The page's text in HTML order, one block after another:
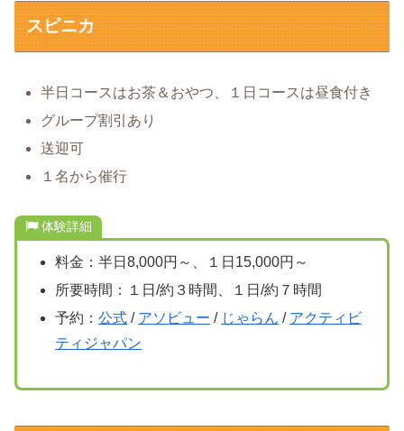
スピニカ
半日コースはお茶＆おやつ、１日コースは昼食付き
グループ割引あり
送迎可
１名から催行
体験詳細
料金：半日8,000円～、１日15,000円～
所要時間：１日/約３時間、１日/約７時間
予約： 公式/ アソビュー / じゃらん / アクティビ
ティジャパン